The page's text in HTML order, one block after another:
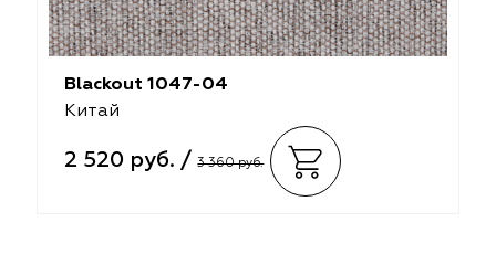
Blackout 1047-04
Китай
2 520 руб. /3 360 руб.